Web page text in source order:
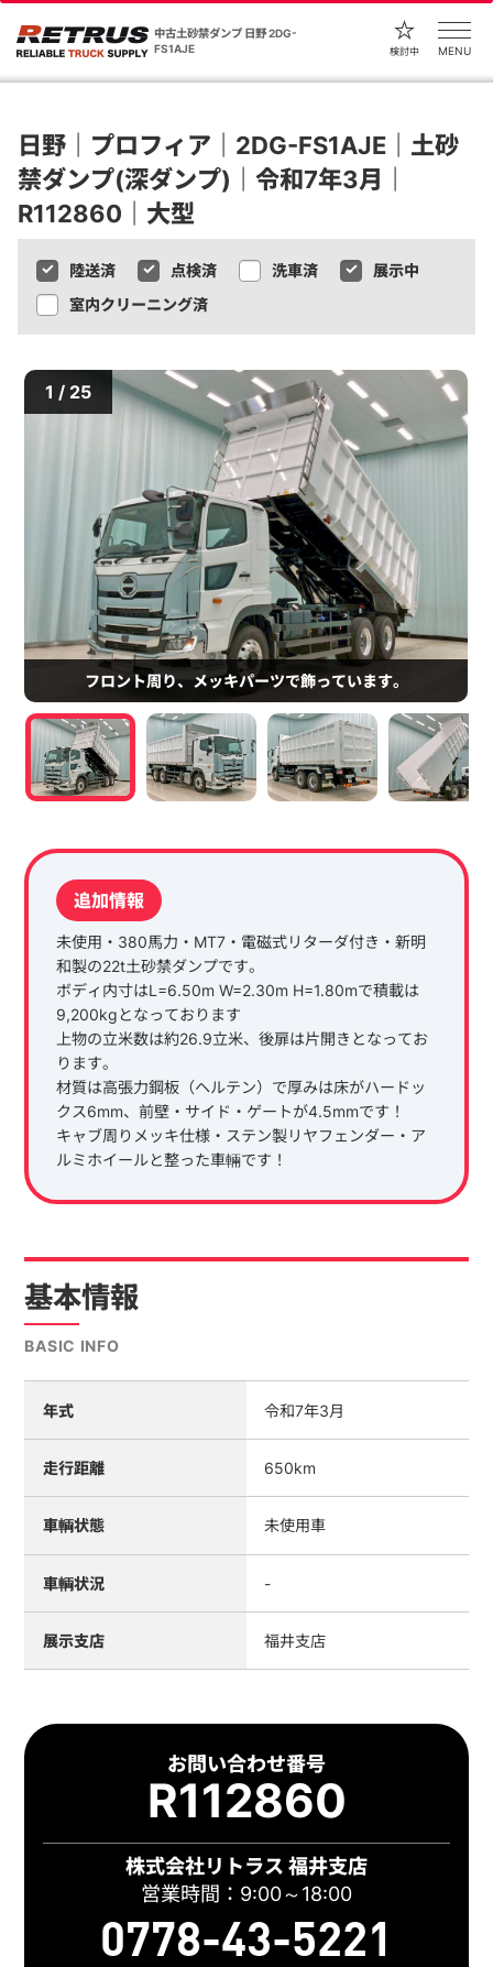
中古土砂禁ダンプ 日野 2DG-
FS1AJE
検討中 MENU
日野｜プロフィア｜2DG-FS1AJE｜土砂
禁ダンプ(深ダンプ)｜令和7年3月｜
R112860｜大型
陸送済 点検済 洗車済
展示中
室内クリーニング済
1 / 25
フロント周り、メッキパーツで飾っています。
追加情報
未使用・380馬力・MT7・電磁式リターダ付き・新明
和製の22t土砂禁ダンプです。
ボディ内寸はL=6.50m W=2.30m H=1.80mで積載は
9,200kgとなっております
上物の立米数は約26.9立米、後扉は片開きとなってお
ります。
材質は高張力鋼板（ヘルテン）で厚みは床がハードッ
クス6mm、前壁・サイド・ゲートが4.5mmです！
キャブ周りメッキ仕様・ステン製リヤフェンダー・ア
ルミホイールと整った車輛です！
基本情報
BASIC INFO
年式 令和7年3月
走行距離 650km
車輌状態 未使用車
車輌状況 -
展示支店 福井支店
お問い合わせ番号
R112860
株式会社リトラス 福井支店
営業時間：9:00～18:00
0778-43-5221